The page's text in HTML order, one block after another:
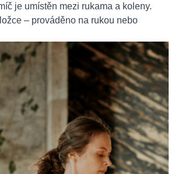
je umístěn mezi rukama a koleny.
– prováděno na rukou nebo